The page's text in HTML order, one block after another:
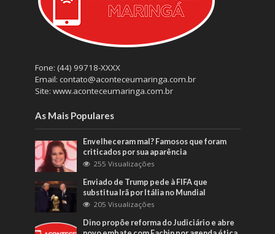
Fone: (44) 99718-XXXX
Email: contato@aconteceumaringa.com.br
Site: www.aconteceumaringa.com.br
As Mais Populares
Envelheceram mal? Famosos que foram
criticados por sua aparência
255 Visualizações
Enviado de Trump pede à FIFA que
substitua Irã por Itália no Mundial
205 Visualizações
Dino propõe reforma do Judiciário e abre